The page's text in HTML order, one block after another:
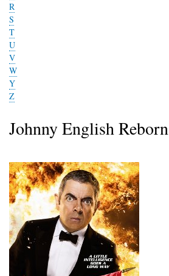
R
S
T
U
V
W
Y
Z
Johnny English Reborn